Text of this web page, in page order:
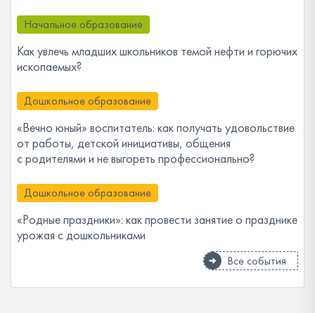
Начальное образование
Как увлечь младших школьников темой нефти и горючих
ископаемых?
Дошкольное образование
«Вечно юный» воспитатель: как получать удовольствие
от работы, детской инициативы, общения
с родителями и не выгореть профессионально?
Дошкольное образование
«Родные праздники»: как провести занятие о празднике
урожая с дошкольниками
Все события